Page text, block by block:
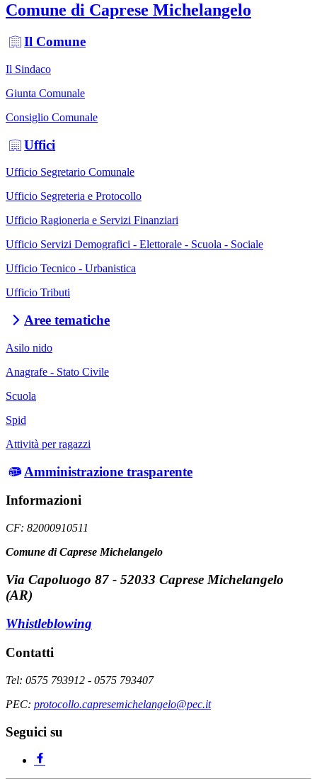
Comune di Caprese Michelangelo
Il Comune
Il Sindaco
Giunta Comunale
Consiglio Comunale
Uffici
Ufficio Segretario Comunale
Ufficio Segreteria e Protocollo
Ufficio Ragioneria e Servizi Finanziari
Ufficio Servizi Demografici - Elettorale - Scuola - Sociale
Ufficio Tecnico - Urbanistica
Ufficio Tributi
Aree tematiche
Asilo nido
Anagrafe - Stato Civile
Scuola
Spid
Attività per ragazzi
Amministrazione trasparente
Informazioni
CF: 82000910511
Comune di Caprese Michelangelo
Via Capoluogo 87 - 52033 Caprese Michelangelo
(AR)
Whistleblowing
Contatti
Tel: 0575 793912 - 0575 793407
PEC: protocollo.capresemichelangelo@pec.it
Seguici su